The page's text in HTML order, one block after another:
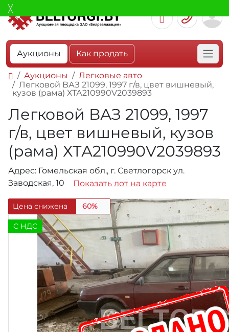
Аукционы Как продать
Аукционы
Легковые авто
Легковой ВАЗ 21099, 1997 г/в, цвет вишневый,
кузов (рама) ХТА210990V2039893
Легковой ВАЗ 21099, 1997
г/в, цвет вишневый, кузов
(рама) ХТА210990V2039893
Адрес: Гомельская обл., г. Светлогорск ул.
Заводская, 10
Показать лот на карте
Цена снижена 60%
C НДС